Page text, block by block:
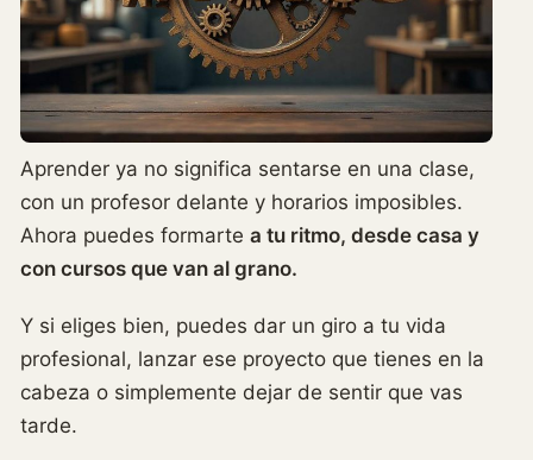
Aprender ya no significa sentarse en una clase,
con un profesor delante y horarios imposibles.
Ahora puedes formarte a tu ritmo, desde casa y
con cursos que van al grano.
Y si eliges bien, puedes dar un giro a tu vida
profesional, lanzar ese proyecto que tienes en la
cabeza o simplemente dejar de sentir que vas
tarde.